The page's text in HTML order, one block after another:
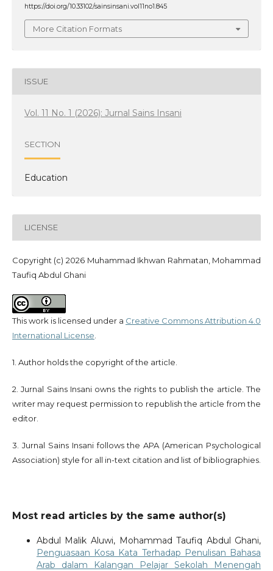
https://doi.org/10.33102/sainsinsani.vol11no1.845
More Citation Formats
ISSUE
Vol. 11 No. 1 (2026): Jurnal Sains Insani
SECTION
Education
LICENSE
Copyright (c) 2026 Muhammad Ikhwan Rahmatan, Mohammad
Taufiq Abdul Ghani
This work is licensed under a Creative Commons Attribution 4.0
International License
1. Author holds the copyright of the article.
2. Jurnal Sains Insani owns the rights to publish the article. The
writer may request permission to republish the article from the
editor.
3. Jurnal Sains Insani follows the APA (American Psychological
Association) style for all in-text citation and list of bibliographies.
Most read articles by the same author(s)
Abdul Malik Aluwi, Mohammad Taufiq Abdul Ghani,
Penguasaan Kosa Kata Terhadap Penulisan Bahasa
Arab dalam Kalangan Pelajar Sekolah Menengah